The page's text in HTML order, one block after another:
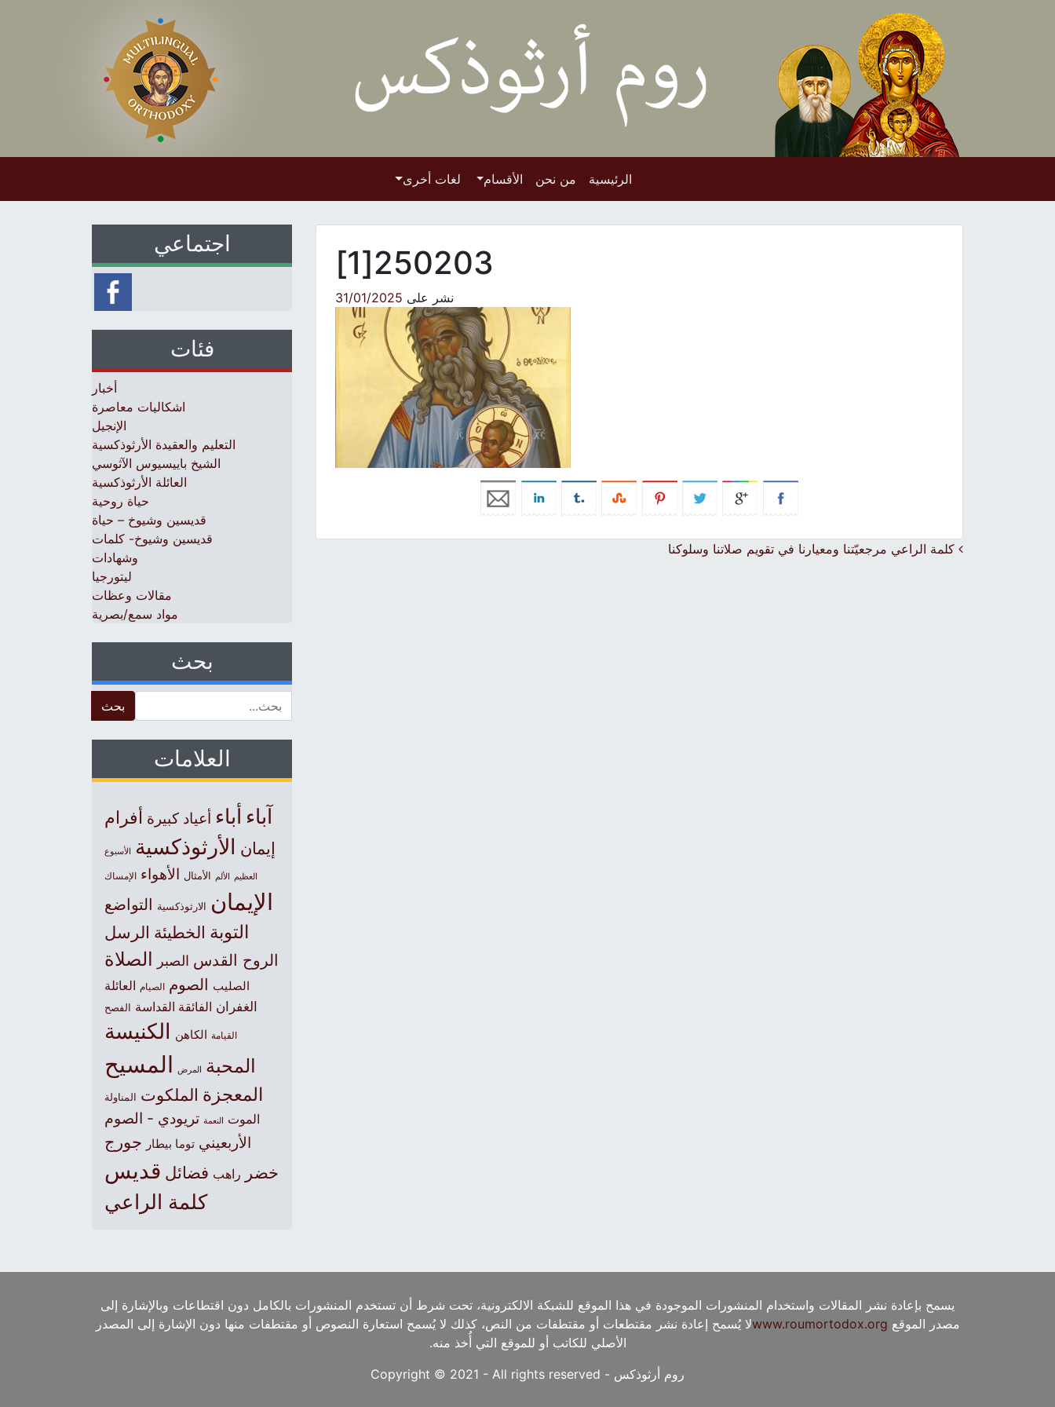
الرئيسية من نحن الأقسام لغات أخرى
250203[1]
نشر على 31/01/2025
Post navigation
كلمة الراعي مرجعيّتنا ومعيارنا في تقويم صلاتنا وسلوكنا
اجتماعي
فئات
أخبار
اشكاليات معاصرة
الإنجيل
التعليم والعقيدة الأرثوذكسية
الشيخ باييسيوس الآثوسي
العائلة الأرثوذكسية
حياة روحية
قديسين وشيوخ – حياة
قديسين وشيوخ- كلمات
وشهادات
ليتورجيا
مقالات وعظات
مواد سمع/بصرية
بحث
العلامات
آباء أباء أعياد كبيرة أفرام
إيمان الأرثوذكسية الأسبوع
العظيم الألم الأمثال الأهواء الإمساك
الإيمان الارثوذكسية التواضع
التوبة الخطيئة الرسل
الروح القدس الصبر الصلاة
الصليب الصوم الصيام العائلة
الغفران الفائقة القداسة الفصح
القيامة الكاهن الكنيسة
المحبة المرض المسيح
المعجزة الملكوت المناولة
الموت النعمة تريودي - الصوم
الأربعيني توما بيطار جورج
خضر راهب فضائل قديس
كلمة الراعي
يسمح بإعادة نشر المقالات واستخدام المنشورات الموجودة في هذا الموقع للشبكة الالكترونية، تحت شرط أن تستخدم المنشورات بالكامل دون اقتطاعات وبالإشارة إلى
مصدر الموقع www.roumortodox.orgلا يُسمح إعادة نشر مقتطعات أو مقتطفات من النص، كذلك لا يُسمح استعارة النصوص أو مقتطفات منها دون الإشارة إلى المصدر
الأصلي للكاتب أو للموقع التي أُخذ منه.
روم أرثوذكس - Copyright © 2021 - All rights reserved